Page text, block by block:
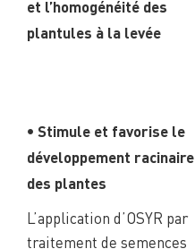
et l’homogénéité des
plantules à la levée
• Stimule et favorise le
développement racinaire
des plantes
L’application d’OSYR par
traitement de semences